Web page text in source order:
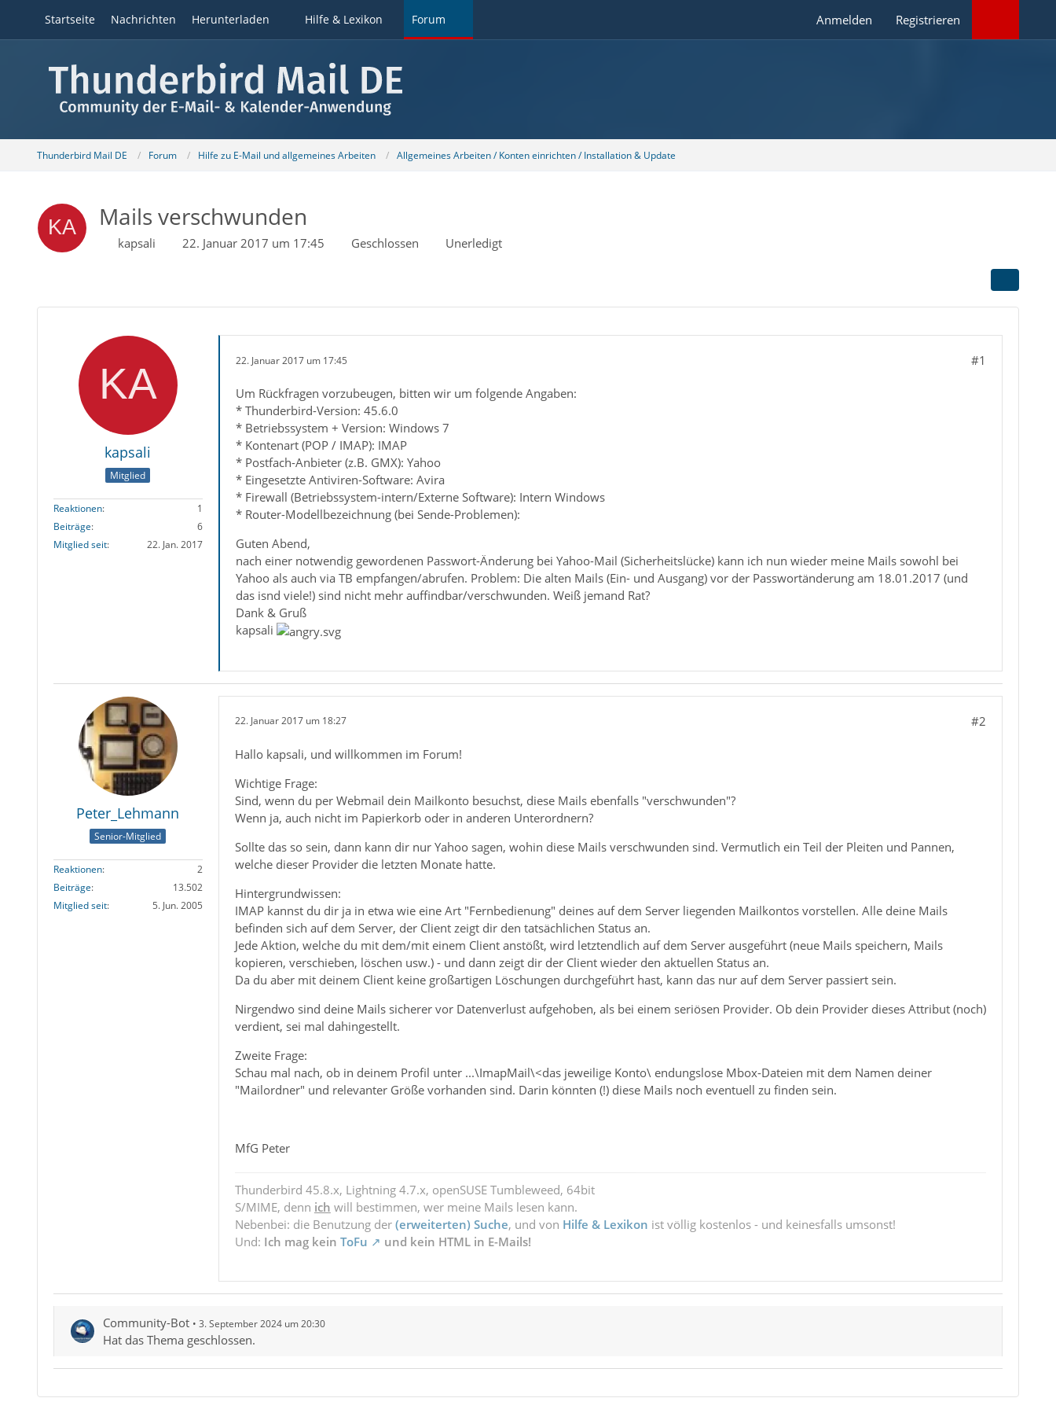
Startseite Nachrichten Herunterladen Hilfe & Lexikon Forum Anmelden Registrieren
Thunderbird Mail DE Forum Hilfe zu E-Mail und allgemeines Arbeiten Allgemeines Arbeiten / Konten einrichten / Installation & Update
Mails verschwunden
kapsali 22. Januar 2017 um 17:45 Geschlossen Unerledigt
kapsali
Mitglied
Reaktionen
1
Beiträge
6
Mitglied seit
22. Jan. 2017
22. Januar 2017 um 17:45 #1
Um Rückfragen vorzubeugen, bitten wir um folgende Angaben:
* Thunderbird-Version: 45.6.0
* Betriebssystem + Version: Windows 7
* Kontenart (POP / IMAP): IMAP
* Postfach-Anbieter (z.B. GMX): Yahoo
* Eingesetzte Antiviren-Software: Avira
* Firewall (Betriebssystem-intern/Externe Software): Intern Windows
* Router-Modellbezeichnung (bei Sende-Problemen):
Guten Abend,
nach einer notwendig gewordenen Passwort-Änderung bei Yahoo-Mail (Sicherheitslücke) kann ich nun wieder meine Mails sowohl bei
Yahoo als auch via TB empfangen/abrufen. Problem: Die alten Mails (Ein- und Ausgang) vor der Passwortänderung am 18.01.2017 (und
das isnd viele!) sind nicht mehr auffindbar/verschwunden. Weiß jemand Rat?
Dank & Gruß
kapsali
Peter_Lehmann
Senior-Mitglied
Reaktionen
2
Beiträge
13.502
Mitglied seit
5. Jun. 2005
22. Januar 2017 um 18:27 #2
Hallo kapsali, und willkommen im Forum!
Wichtige Frage:
Sind, wenn du per Webmail dein Mailkonto besuchst, diese Mails ebenfalls "verschwunden"?
Wenn ja, auch nicht im Papierkorb oder in anderen Unterordnern?
Sollte das so sein, dann kann dir nur Yahoo sagen, wohin diese Mails verschwunden sind. Vermutlich ein Teil der Pleiten und Pannen,
welche dieser Provider die letzten Monate hatte.
Hintergrundwissen:
IMAP kannst du dir ja in etwa wie eine Art "Fernbedienung" deines auf dem Server liegenden Mailkontos vorstellen. Alle deine Mails
befinden sich auf dem Server, der Client zeigt dir den tatsächlichen Status an.
Jede Aktion, welche du mit dem/mit einem Client anstößt, wird letztendlich auf dem Server ausgeführt (neue Mails speichern, Mails
kopieren, verschieben, löschen usw.) - und dann zeigt dir der Client wieder den aktuellen Status an.
Da du aber mit deinem Client keine großartigen Löschungen durchgeführt hast, kann das nur auf dem Server passiert sein.
Nirgendwo sind deine Mails sicherer vor Datenverlust aufgehoben, als bei einem seriösen Provider. Ob dein Provider dieses Attribut (noch)
verdient, sei mal dahingestellt.
Zweite Frage:
Schau mal nach, ob in deinem Profil unter ...\ImapMail\<das jeweilige Konto\ endungslose Mbox-Dateien mit dem Namen deiner
"Mailordner" und relevanter Größe vorhanden sind. Darin könnten (!) diese Mails noch eventuell zu finden sein.
MfG Peter
Thunderbird 45.8.x, Lightning 4.7.x, openSUSE Tumbleweed, 64bit
S/MIME, denn ich will bestimmen, wer meine Mails lesen kann.
Nebenbei: die Benutzung der (erweiterten) Suche, und von Hilfe & Lexikon ist völlig kostenlos - und keinesfalls umsonst!
Und: Ich mag kein ToFu und kein HTML in E-Mails!
Community-Bot 3. September 2024 um 20:30
Hat das Thema geschlossen.